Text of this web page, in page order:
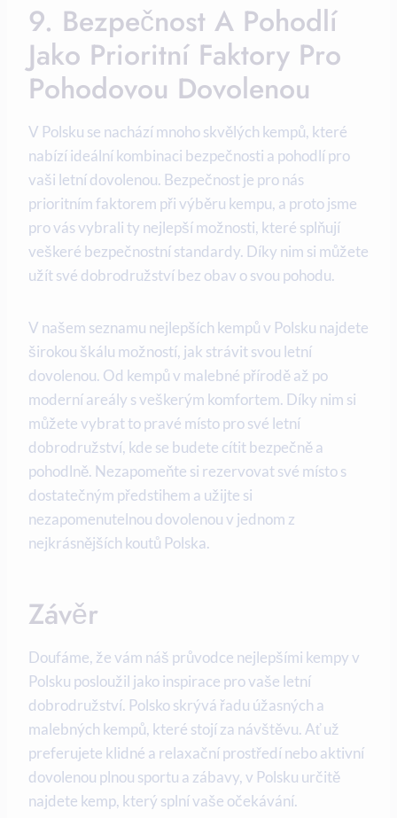
9. Bezpečnost ‌a⁣ Pohodlí
Jako Prioritní⁢ Faktory Pro
Pohodovou Dovolenou
V Polsku ⁢se nachází mnoho skvělých kempů, ​které
nabízí ideální kombinaci bezpečnosti a pohodlí pro​
vaši ‌letní dovolenou. Bezpečnost je pro nás
prioritním faktorem ​při výběru kempu, a proto jsme
⁤pro vás vybrali ty nejlepší možnosti, ⁢které splňují
veškeré bezpečnostní standardy. Díky nim si⁢ můžete
užít své​ dobrodružství‍ bez ​obav o svou pohodu.
V ⁤našem seznamu nejlepších kempů v Polsku najdete
širokou ⁢škálu možností, jak strávit svou letní
dovolenou. Od kempů v ‍malebné přírodě až po
moderní‌ areály s ⁢veškerým komfortem. ‍Díky nim si
můžete vybrat to ​pravé místo pro své letní⁤
dobrodružství, kde​ se budete cítit bezpečně a
pohodlně. Nezapomeňte si rezervovat své místo s
dostatečným předstihem ⁢a užijte si
⁣nezapomenutelnou‌ dovolenou v jednom z
nejkrásnějších ⁢koutů ⁢Polska.
Závěr
Doufáme, že vám náš průvodce nejlepšími kempy v
Polsku ⁣posloužil jako inspirace ​pro vaše letní
dobrodružství. Polsko skrývá řadu úžasných a
malebných kempů, které ⁢stojí ‍za návštěvu. Ať už
preferujete klidné a relaxační prostředí ​nebo aktivní
dovolenou plnou sportu a zábavy,‌ v Polsku určitě
najdete kemp, který splní vaše očekávání.